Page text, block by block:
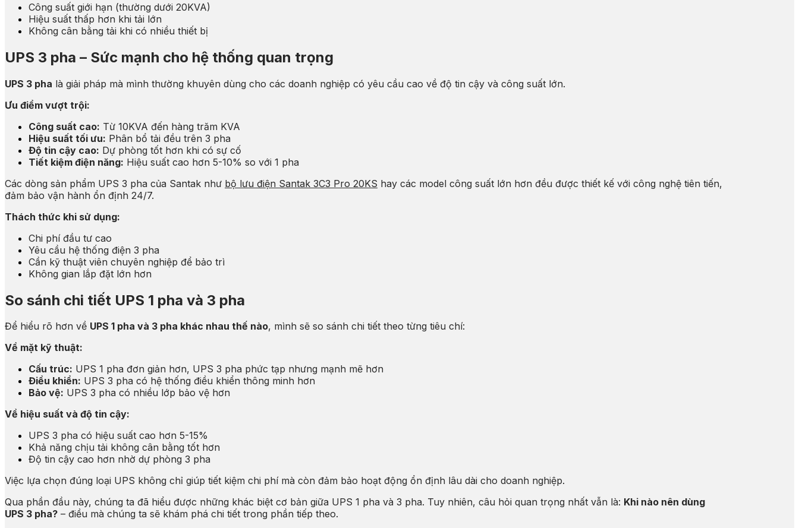
Công suất giới hạn (thường dưới 20KVA)
Hiệu suất thấp hơn khi tải lớn
Không cân bằng tải khi có nhiều thiết bị
UPS 3 pha – Sức mạnh cho hệ thống quan trọng
UPS 3 pha là giải pháp mà mình thường khuyên dùng cho các doanh nghiệp có yêu cầu cao về độ tin cậy và công suất lớn.
Ưu điểm vượt trội:
Công suất cao: Từ 10KVA đến hàng trăm KVA
Hiệu suất tối ưu: Phân bổ tải đều trên 3 pha
Độ tin cậy cao: Dự phòng tốt hơn khi có sự cố
Tiết kiệm điện năng: Hiệu suất cao hơn 5-10% so với 1 pha
Các dòng sản phẩm UPS 3 pha của Santak như bộ lưu điện Santak 3C3 Pro 20KS hay các model công suất lớn hơn đều được thiết kế với công nghệ tiên tiến,
đảm bảo vận hành ổn định 24/7.
Thách thức khi sử dụng:
Chi phí đầu tư cao
Yêu cầu hệ thống điện 3 pha
Cần kỹ thuật viên chuyên nghiệp để bảo trì
Không gian lắp đặt lớn hơn
So sánh chi tiết UPS 1 pha và 3 pha
Để hiểu rõ hơn về UPS 1 pha và 3 pha khác nhau thế nào, mình sẽ so sánh chi tiết theo từng tiêu chí:
Về mặt kỹ thuật:
Cấu trúc: UPS 1 pha đơn giản hơn, UPS 3 pha phức tạp nhưng mạnh mẽ hơn
Điều khiển: UPS 3 pha có hệ thống điều khiển thông minh hơn
Bảo vệ: UPS 3 pha có nhiều lớp bảo vệ hơn
Về hiệu suất và độ tin cậy:
UPS 3 pha có hiệu suất cao hơn 5-15%
Khả năng chịu tải không cân bằng tốt hơn
Độ tin cậy cao hơn nhờ dự phòng 3 pha
Việc lựa chọn đúng loại UPS không chỉ giúp tiết kiệm chi phí mà còn đảm bảo hoạt động ổn định lâu dài cho doanh nghiệp.
Qua phần đầu này, chúng ta đã hiểu được những khác biệt cơ bản giữa UPS 1 pha và 3 pha. Tuy nhiên, câu hỏi quan trọng nhất vẫn là: Khi nào nên dùng
UPS 3 pha? – điều mà chúng ta sẽ khám phá chi tiết trong phần tiếp theo.